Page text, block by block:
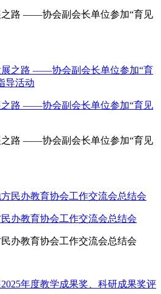
之路 ——协会副会长单位参加“育见
之路 ——协会副会长单位参加“育见
之路 ——协会副会长单位参加“育见
办教育协会工作交流会总结会
办教育协会工作交流会总结会